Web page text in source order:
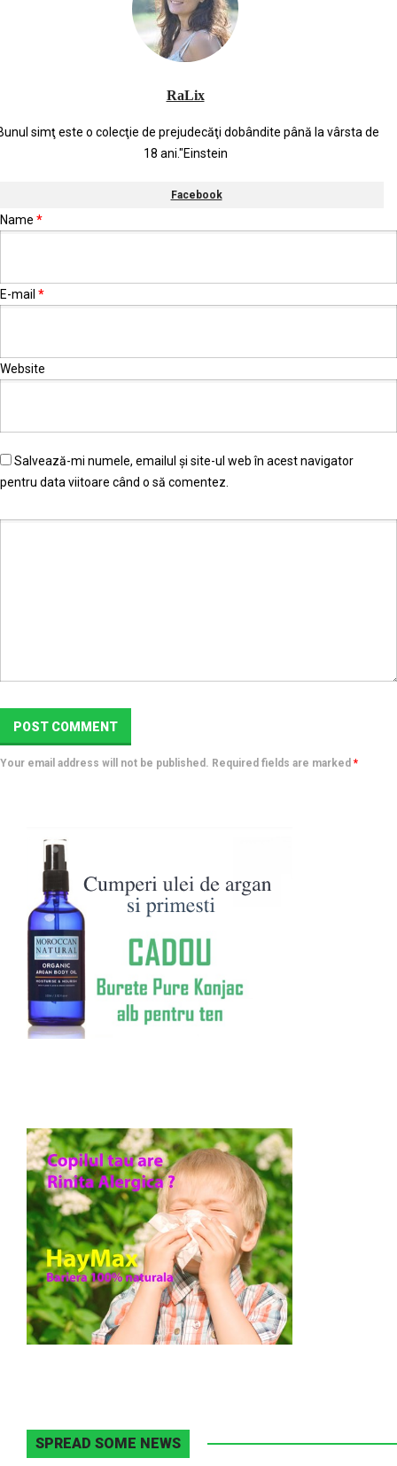
RaLix
simţ este o colecţie de prejudecăţi dobândite până la vârsta de
18 ani."Einstein
Facebook
Name *
E-mail *
Website
Salvează-mi numele, emailul și site-ul web în acest navigator
pentru data viitoare când o să comentez.
Your email address will not be published. Required fields are marked *
SPREAD SOME NEWS